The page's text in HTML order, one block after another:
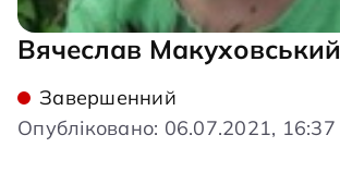
Вячеслав Макуховський
Завершенний
Опубліковано: 06.07.2021, 16:37